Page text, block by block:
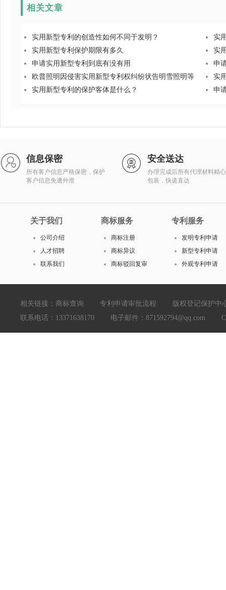
相关文章
实用新型专利的创造性如何不同于发明？
实
实用新型专利保护期限有多久
实
申请实用新型专利到底有没有用
申
欧普照明因侵害实用新型专利权纠纷状告明雪照明等
实
实用新型专利的保护客体是什么？
申
信息保密
所有客户信息严格保密，保护
客户信息免遭外泄
安全送达
办理完成后所有代理材料精心
包装，快递直达
关于我们
公司介绍
人才招聘
联系我们
商标服务
商标注册
商标异议
商标驳回复审
专利服务
发明专利申请
新型专利申请
外观专利申请
相关链接： 商标查询 专利申请审批流程
版权登记保护中
联系电话：13371638170 电子邮件：871592794@qq.com